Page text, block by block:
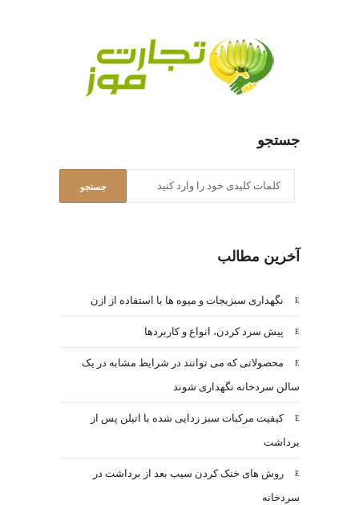
جستجو
آخرین مطالب
نگهداری سبزیجات و میوه ها با استفاده از ازن
پیش سرد کردن، انواع و کاربردها
محصولاتی که می توانند در شرایط مشابه در یک
سالن سردخانه نگهداری شوند
کیفیت مرکبات سبز زدایی شده با اتیلن پس از
برداشت
روش های خنک کردن سیب بعد از برداشت در
سردخانه